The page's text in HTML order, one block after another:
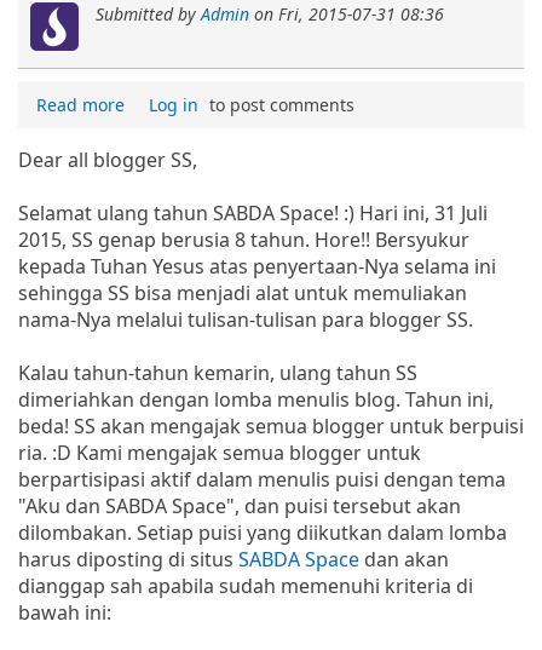
Submitted by Admin on Fri, 2015-07-31 08:36
Read more Log in to post comments
Dear all blogger SS,
Selamat ulang tahun SABDA Space! :) Hari ini, 31 Juli
2015, SS genap berusia 8 tahun. Hore!! Bersyukur
kepada Tuhan Yesus atas penyertaan-Nya selama ini
sehingga SS bisa menjadi alat untuk memuliakan
nama-Nya melalui tulisan-tulisan para blogger SS.
Kalau tahun-tahun kemarin, ulang tahun SS
dimeriahkan dengan lomba menulis blog. Tahun ini,
beda! SS akan mengajak semua blogger untuk berpuisi
ria. :D Kami mengajak semua blogger untuk
berpartisipasi aktif dalam menulis puisi dengan tema
"Aku dan SABDA Space", dan puisi tersebut akan
dilombakan. Setiap puisi yang diikutkan dalam lomba
harus diposting di situs SABDA Space dan akan
dianggap sah apabila sudah memenuhi kriteria di
bawah ini: